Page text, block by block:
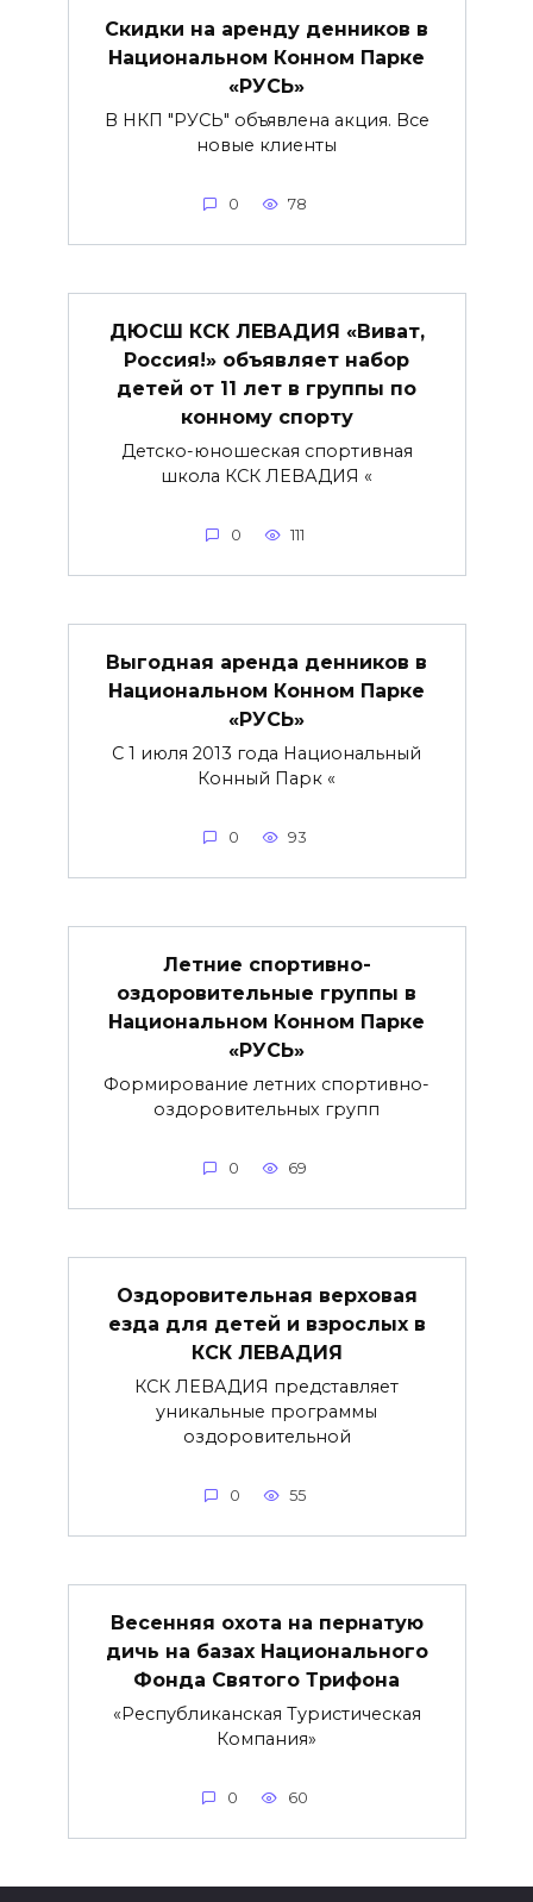
Скидки на аренду денников в
Национальном Конном Парке
«РУСЬ»
В НКП "РУСЬ" объявлена акция. Все
новые клиенты
0 78
ДЮСШ КСК ЛЕВАДИЯ «Виват,
Россия!» объявляет набор
детей от 11 лет в группы по
конному спорту
Детско-юношеская спортивная
школа КСК ЛЕВАДИЯ «
0 111
Выгодная аренда денников в
Национальном Конном Парке
«РУСЬ»
С 1 июля 2013 года Национальный
Конный Парк «
0 93
Летние спортивно-
оздоровительные группы в
Национальном Конном Парке
«РУСЬ»
Формирование летних спортивно-
оздоровительных групп
0 69
Оздоровительная верховая
езда для детей и взрослых в
КСК ЛЕВАДИЯ
КСК ЛЕВАДИЯ представляет
уникальные программы
оздоровительной
0 55
Весенняя охота на пернатую
дичь на базах Национального
Фонда Святого Трифона
«Республиканская Туристическая
Компания»
0 60